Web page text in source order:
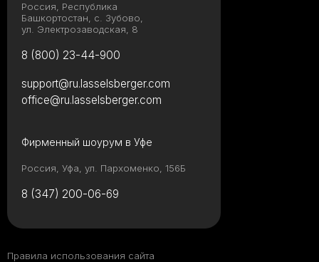
Россия, Республика
Башкортостан, с. Зубово,
ул. Электрозаводская, 8
8 (800) 23-44-900
Фирменный шоурум в Уфе
Россия, Уфа, ул. Пархоменко, 156Б
8 (347) 200-06-69
support@ru.lasselsberger.com
office@ru.lasselsberger.com
Правила использования сайта